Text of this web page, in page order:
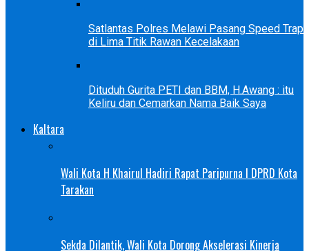
Satlantas Polres Melawi Pasang Speed Trap
di Lima Titik Rawan Kecelakaan
Dituduh Gurita PETI dan BBM, H.Awang : itu
Keliru dan Cemarkan Nama Baik Saya
Kaltara
Wali Kota H Khairul Hadiri Rapat Paripurna I DPRD Kota
Tarakan
Sekda Dilantik, Wali Kota Dorong Akselerasi Kinerja